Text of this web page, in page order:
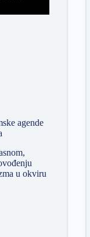
agende
u okviru